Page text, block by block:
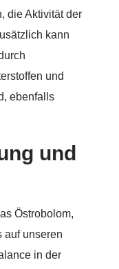
die Aktivität der
kann
und
ebenfalls
und
Östrobolom,
auf unseren
in der